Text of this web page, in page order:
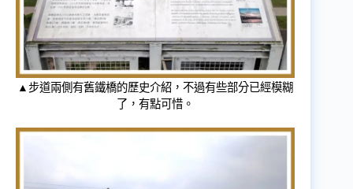
▲步道兩側有舊鐵橋的歷史介紹，不過有些部分已經模糊
了，有點可惜。